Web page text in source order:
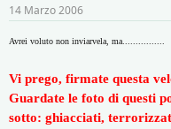
e
D
c
u
s
n
o
14 Marzo 2006
Avrei voluto non inviarvela, ma................
Vi prego, firmate questa
Guardate le foto di questi
sotto: ghiacciati,